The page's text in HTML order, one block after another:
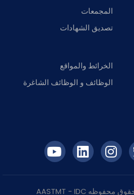
المجمعات
تصديق الشهادات
الخرائط والمواقع
الوظائف و الوظائف الشاغرة
IDC
- AASTMT